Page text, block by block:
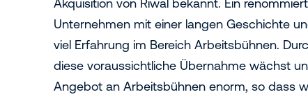
Akquisition von Riwal bekannt. Ein
Unternehmen mit einer langen Geschichte
viel Erfahrung im Bereich Arbeitsbühnen.
diese voraussichtliche Übernahme wächst
Angebot an Arbeitsbühnen enorm, so dass